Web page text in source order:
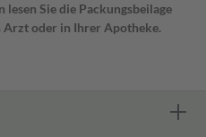
Sie die Packungsbeilage
oder in Ihrer Apotheke.